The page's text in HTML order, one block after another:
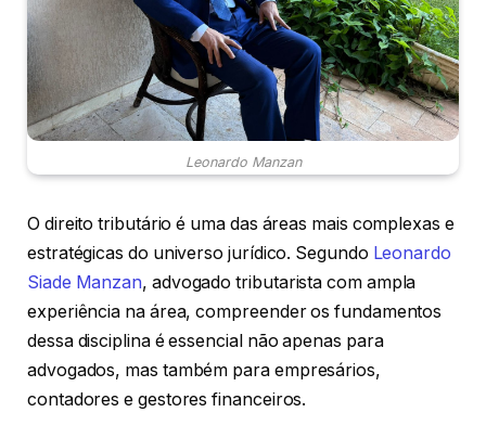
Leonardo Manzan
O direito tributário é uma das áreas mais complexas e
estratégicas do universo jurídico. Segundo Leonardo
Siade Manzan, advogado tributarista com ampla
experiência na área, compreender os fundamentos
dessa disciplina é essencial não apenas para
advogados, mas também para empresários,
contadores e gestores financeiros.